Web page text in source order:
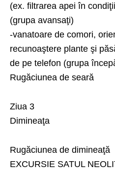
(ex. filtrarea apei în
(grupa avansaţi)
-vanatoare de comori,
recunoaştere plante şi
de pe telefon (grupa
Rugăciunea de seară
Ziua 3
Dimineaţa
Rugăciunea de dimineaţă
EXCURSIE SATUL